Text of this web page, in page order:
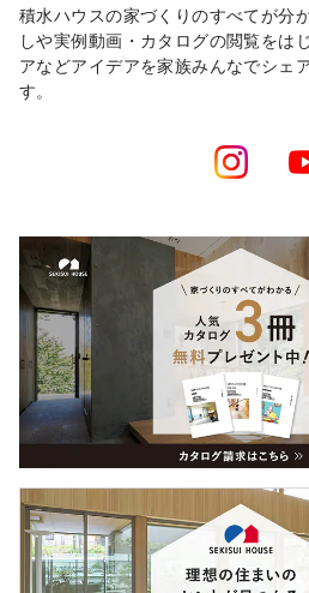
物件情報
群馬県 群馬県
家族構成 夫婦
敷地面積 297.39㎡（89.96坪）
延床面積 125.58㎡
積水ハウスの家づくりのすべてが分
しや実例動画・カタログの閲覧をは
アなどアイデアを家族みんなでシェ
す。